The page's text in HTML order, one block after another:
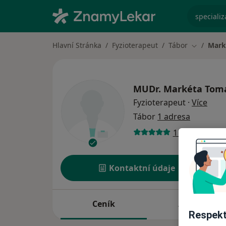
Hlavní Stránka Fyzioterapeut Tábor Změna
MUDr. Markéta
Fyzioterapeut · Více
Tábor 1 adresa
1 názor
Kontaktní údaje
Ceník Adresy